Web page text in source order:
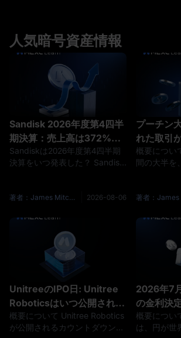
ます。MEXCの取引ページで
は、ペアはSLVON/USDT、原
約4,045万
ル、
人気暗号資産情報
Sandisk 2026年度第4四半
期決算：売上高は372%増
加も、決算発表後にSNDK
株が下落
Sandiskは2026年度第4四半期
決算をいつ発表した？ Sandisk
および通期決算を発表しまし
しました。 投資家は、同社の
2026年度第4四半期公式決算資
料および投資家向け情報ページ
で、財務諸表、プレゼンテーシ
ョン、決算説明会資料を確認で
きます。 Sandiskの決算は市場
予想を上回った？ はい。S
著者：James Mitchell 2026-08-06
プーチン
れた取引
で開始さ
暗号法に
概要につい
間の大半を
えました。
領がデジタ
じられてい
り、暗号通
デポジット
会社、貿易
グハウスの
組みが初め
が
UnitreeのIPO日: Unitree
Roboticsはいつ公開されま
すか?
概要について Unitree Robotics
が公開されるカウントダウンは
2026年7
の金利決
リー取引
ます
概要につい
は、円が世